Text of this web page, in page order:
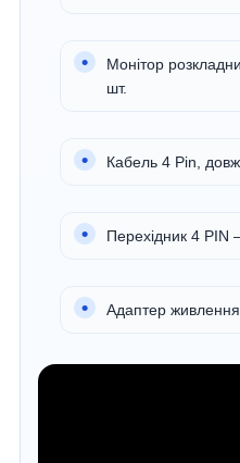
Монітор
шт.
Кабель 4 Pin,
Перехідник 4
Адаптер